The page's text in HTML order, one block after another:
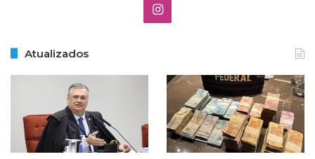
I
t
a
g
Atualizados